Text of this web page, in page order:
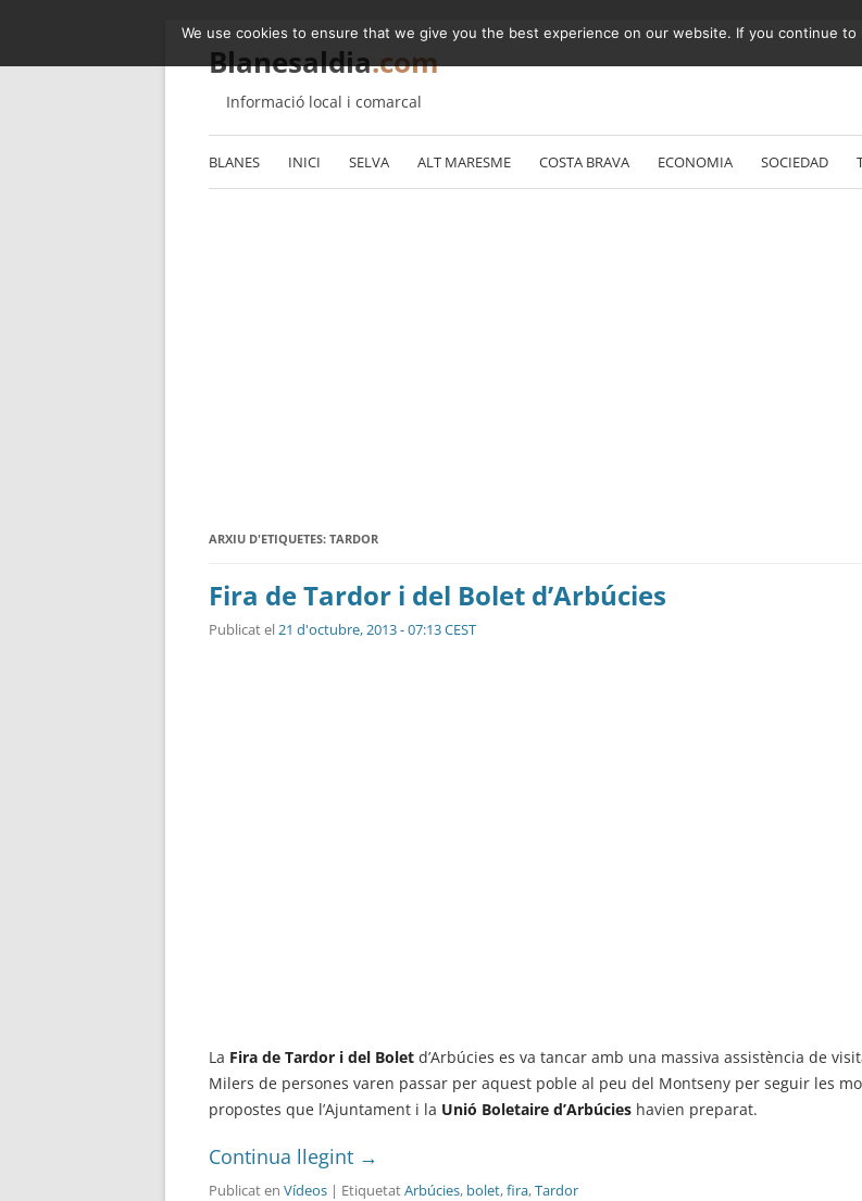
Blanesaldia.com
Informació local i comarcal
Vés
al
contingut
BLANES INICI SELVA ALT MARESME COSTA BRAVA ECONOMIA SOCIEDAD
ARXIU D'ETIQUETES: TARDOR
Fira de Tardor i del Bolet d’Arbúcies
Publicat el21 d'octubre, 2013 - 07:13 CEST
La Fira de Tardor i del Bolet d’Arbúcies es va tancar amb una massiva assistència de
Milers de persones varen passar per aquest poble al peu del Montseny per seguir les
propostes que l’Ajuntament i la Unió Boletaire d’Arbúcies havien preparat.
Continua llegint →
Publicat en Vídeos | EtiquetatArbúcies, bolet,fira,Tardor
We use cookies to ensure that we give you the best experience on our website. If you continue